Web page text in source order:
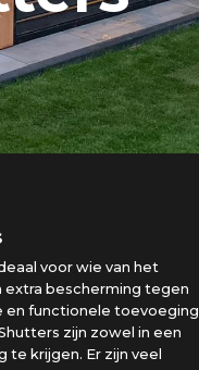
voor wie van het
bescherming tegen
en functionele toevoeging
zijn zowel in een
krijgen. Er zijn veel